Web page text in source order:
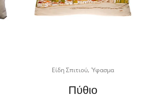
Είδη Σπιτιού,Ύφασμα
Πύθιο